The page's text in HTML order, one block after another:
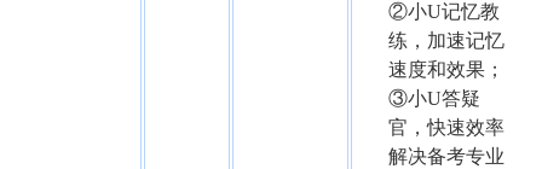
②小U记忆教
练，加速记忆
速度和效果；
③小U答疑
官，快速效率
解决备考专业